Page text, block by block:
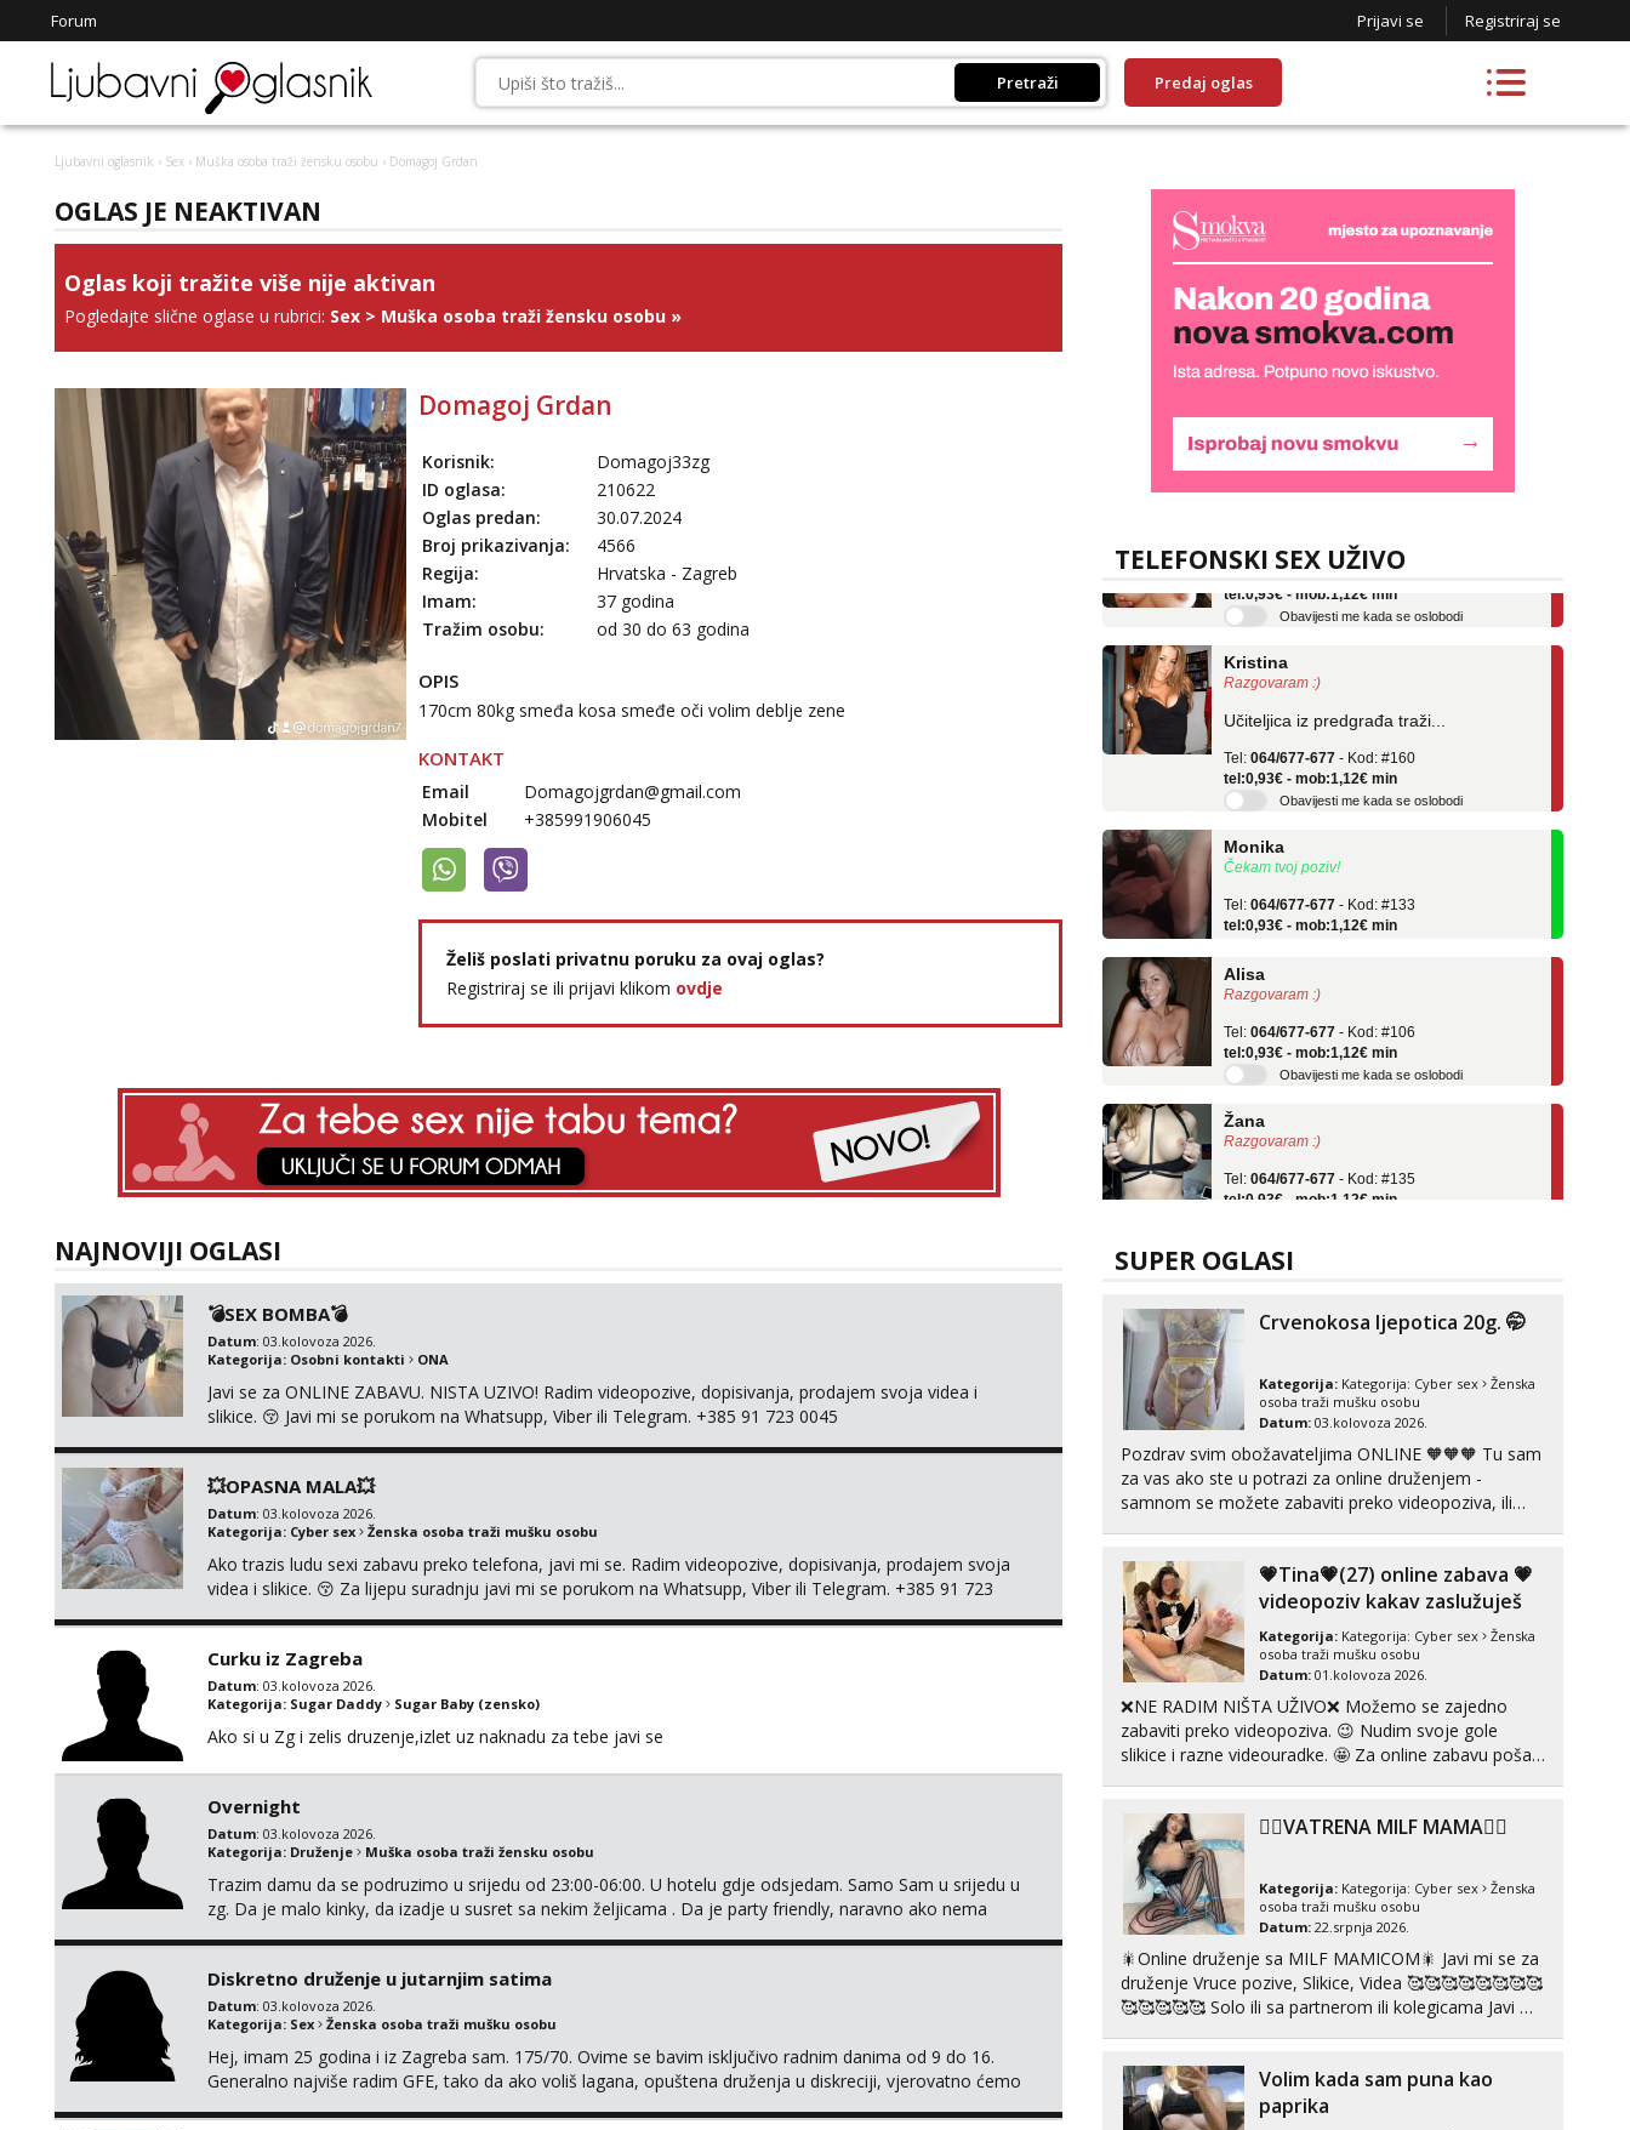
Forum Prijavi se Registriraj se
Pretraži Predaj oglas
Ljubavni oglasnik › Sex › Muška osoba traži žensku osobu › Domagoj Grdan
OGLAS JE NEAKTIVAN
Oglas koji tražite više nije aktivan
Pogledajte slične oglase u rubrici: Sex > Muška osoba traži žensku osobu »
Domagoj Grdan
Korisnik:
Domagoj33zg
ID oglasa:
210622
Oglas predan:
30.07.2024
Broj prikazivanja:
4566
Regija:
Hrvatska - Zagreb
Imam:
37 godina
Tražim osobu:
od 30 do 63 godina
OPIS
170cm 80kg smeđa kosa smeđe oči volim deblje zene
KONTAKT
Email
Domagojgrdan@gmail.com
Mobitel
+385991906045
Želiš poslati privatnu poruku za ovaj oglas?
Registriraj se ili prijavi klikom ovdje
NAJNOVIJI OGLASI
💣SEX BOMBA💣
Datum: 03.kolovoza 2026.
Kategorija: Osobni kontakti ONA
Javi se za ONLINE ZABAVU. NISTA UZIVO! Radim videopozive, dopisivanja, prodajem svoja videa i
slikice. 😚 Javi mi se porukom na Whatsupp, Viber ili Telegram. +385 91 723 0045
💥OPASNA MALA💥
Datum: 03.kolovoza 2026.
Kategorija: Cyber sex Ženska osoba traži mušku osobu
Ako trazis ludu sexi zabavu preko telefona, javi mi se. Radim videopozive, dopisivanja, prodajem svoja
videa i slikice. 😚 Za lijepu suradnju javi mi se porukom na Whatsupp, Viber ili Telegram. +385 91 723
Curku iz Zagreba
Datum: 03.kolovoza 2026.
Kategorija: Sugar Daddy Sugar Baby (zensko)
Ako si u Zg i zelis druzenje,izlet uz naknadu za tebe javi se
Overnight
Datum: 03.kolovoza 2026.
Kategorija: Druženje Muška osoba traži žensku osobu
Trazim damu da se podruzimo u srijedu od 23:00-06:00. U hotelu gdje odsjedam. Samo Sam u srijedu u
zg. Da je malo kinky, da izadje u susret sa nekim željicama . Da je party friendly, naravno ako nema
Diskretno druženje u jutarnjim satima
Datum: 03.kolovoza 2026.
Kategorija: Sex Ženska osoba traži mušku osobu
Hej, imam 25 godina i iz Zagreba sam. 175/70. Ovime se bavim isključivo radnim danima od 9 do 16.
Generalno najviše radim GFE, tako da ako voliš lagana, opuštena druženja u diskreciji, vjerovatno ćemo
TELEFONSKI SEX UŽIVO
Liliana
Tel: 064/677-677 - Kod: #69
tel:0,93€ - mob:1,12€ min
Obavijesti me kada se oslobodi
Razgovaram :)
Učiteljica iz predgrađa traži...
064/677-677
- Kod: #160
tel:0,93€ - mob:1,12€ min
Obavijesti me kada se oslobodi
Čekam tvoj poziv!
064/677-677
tel:0,93€ - mob:1,12€ min
Razgovaram :)
064/677-677
tel:0,93€ - mob:1,12€ min
Obavijesti me kada se oslobodi
Razgovaram :)
064/677-677
tel:0,93€ - mob:1,12€ min
Obavijesti me kada se oslobodi
Čekam tvoj poziv!
tel:0,93€ - mob:1,12€ min
Anđela
Čekam tvoj poziv!
Tel: 064/677-677- Kod: #142
tel:0,93€ - mob:1,12€ min
Mira
tel:0,93€ - mob:1,12€ min
Liliana
Razgovaram :)
Tel: 064/677-677- Kod: #69
tel:0,93€ - mob:1,12€ min
Obavijesti me kada se oslobodi
Razgovaram :)
Učiteljica iz predgrađa traži...
tel:0,93€ - mob:1,12€ min
Obavijesti me kada se oslobodi
Monika
Čekam tvoj poziv!
Tel: 064/677-677- Kod: #133
tel:0,93€ - mob:1,12€ min
Alisa
Razgovaram :)
SUPER OGLASI
Crvenokosa ljepotica 20g. 🤭
Kategorija: Kategorija: Cyber sex
Ženska
osoba traži mušku osobu
Datum: 03.kolovoza 2026.
Pozdrav svim obožavateljima ONLINE 🧡🧡🧡 Tu sam
za vas ako ste u potrazi za online druženjem -
samnom se možete zabaviti preko videopoziva, ili
tipkanja uz slike i hot line pozive. Za vas sam
pripremila ...
💗Tina💗(27) online zabava 💗
videopoziv kakav zaslužuješ
Kategorija: Kategorija: Cyber sex
Ženska
osoba traži mušku osobu
Datum: 01.kolovoza 2026.
❌NE RADIM NIŠTA UŽIVO❌ Možemo se zajedno
zabaviti preko videopoziva. 😉 Nudim svoje gole
slikice i razne videouradke. 🤩 Za online zabavu pošalji
vidjeti na videopozivu. 😉 S vama sam vec 5 ...
❤️‍🔥VATRENA MILF MAMA❤️‍🔥
Kategorija: Kategorija: Cyber sex
Ženska
osoba traži mušku osobu
Datum: 22.srpnja 2026.
🎇Online druženje sa MILF MAMICOM🎇 Javi mi se za
druženje Vruce pozive, Slikice, Videa 🥰🥰🥰🥰🥰🥰🥰🥰
🥰🥰🥰🥰🥰 Solo ili sa partnerom ili kolegicama Javi mi
RADIM SASTANKE I DRUZENJA UZIVO🤬...
Volim kada sam puna kao
paprika